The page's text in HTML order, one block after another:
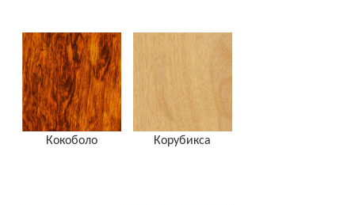
Кокоболо Корубикса